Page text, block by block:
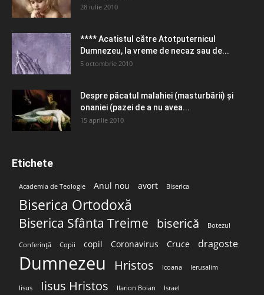
28 iulie 2010
**** Acatistul către Atotputernicul
Dumnezeu, la vreme de necaz sau de...
5 octombrie 2010
Despre păcatul malahiei (masturbării) şi
onaniei (pazei de a nu avea...
15 aprilie 2010
Etichete
Academia de Teologie Anul nou avort Biserica
Biserica Ortodoxă
Biserica Sfânta Treime biserică Botezul
Conferință Copii copil Coronavirus Cruce dragoste
Dumnezeu Hristos Icoana Ierusalim
Iisus Iisus Hristos Ilarion Boian Israel